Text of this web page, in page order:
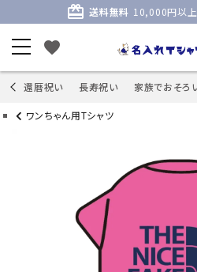
card_giftcard 送料無料 10,000円以
favorite
還暦祝い 長寿祝い 家族でおそろ
ワンちゃん用Tシャツ